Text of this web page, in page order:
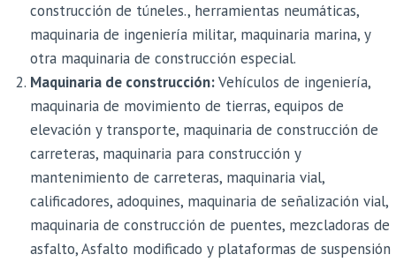
construcción de túneles., herramientas neumáticas,
maquinaria de ingeniería militar, maquinaria marina, y
otra maquinaria de construcción especial.
Maquinaria de construcción:Vehículos de ingeniería,
maquinaria de movimiento de tierras, equipos de
elevación y transporte, maquinaria de construcción de
carreteras, maquinaria para construcción y
mantenimiento de carreteras, maquinaria vial,
calificadores, adoquines, maquinaria de señalización vial,
maquinaria de construcción de puentes, mezcladoras de
asfalto, Asfalto modificado y plataformas de suspensión